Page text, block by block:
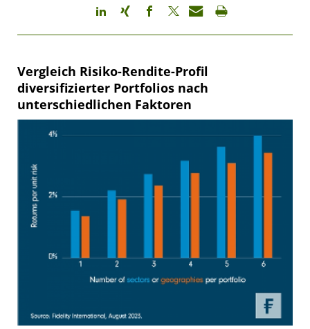
Vergleich Risiko-Rendite-Profil
diversifizierter Portfolios nach
unterschiedlichen Faktoren